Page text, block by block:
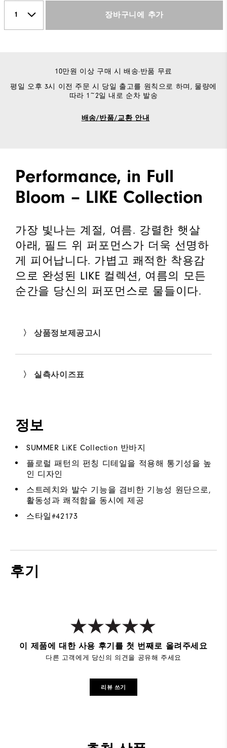
장바구니에 추가
10만원 이상 구매 시 배송·반품 무료
평일 오후 3시 이전 주문 시 당일 출고를 원칙으로 하며, 물량에
따라 1~2일 내로 순차 발송
배송/반품/교환 안내
Performance, in Full
Bloom – LIKE Collection
가장 빛나는 계절, 여름. 강렬한 햇살
아래, 필드 위 퍼포먼스가 더욱 선명하
게 피어납니다. 가볍고 쾌적한 착용감
으로 완성된 LIKE 컬렉션, 여름의 모든
순간을 당신의 퍼포먼스로 물들이다.
〉 상품정보제공고시
〉 실측사이즈표
정보
SUMMER LiKE Collection 반바지
플로럴 패턴의 펀칭 디테일을 적용해 통기성을 높
인 디자인
스트레치와 발수 기능을 겸비한 기능성 원단으로,
활동성과 쾌적함을 동시에 제공
스타일#42173
후기
이 제품에 대한 사용 후기를 첫 번째로 올려주세요
다른 고객에게 당신의 의견을 공유해 주세요
리뷰 쓰기